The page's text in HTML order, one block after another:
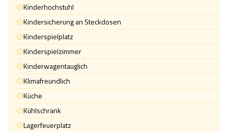
Kinderhochstuhl
Kindersicherung an Steckdosen
Kinderspielplatz
Kinderspielzimmer
Kinderwagentauglich
Klimafreundlich
Küche
Kühlschrank
Lagerfeuerplatz